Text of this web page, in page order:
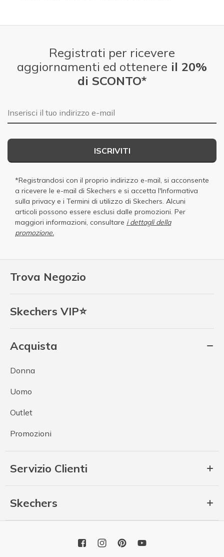
Trova Negozio
Skechers VIP⭐
Acquista
Donna
Uomo
Outlet
Promozioni
Servizio Clienti
Skechers
Registrati per ricevere
aggiornamenti ed ottenere il 20%
di SCONTO*
E-mail
ISCRIVITI
*Registrandosi con il proprio indirizzo e-mail, si acconsente
a ricevere le e-mail di Skechers e si accetta l'Informativa
sulla privacy e i Termini di utilizzo di Skechers . Alcuni
articoli possono essere esclusi dalle promozioni. Per
maggiori informazioni, consultare i dettagli della
promozione.